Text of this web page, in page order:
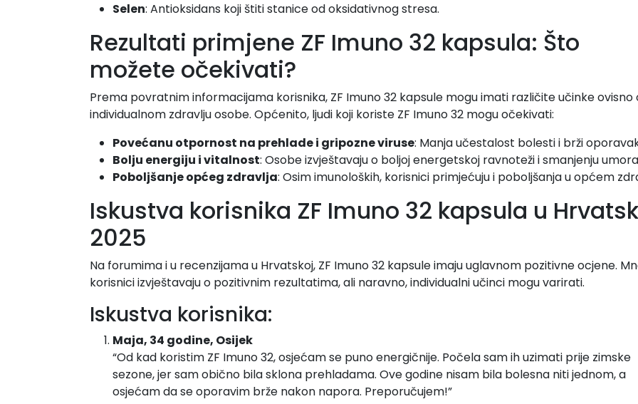
Selen: Antioksidans koji štiti stanice od oksidativnog stresa.
Rezultati primjene ZF Imuno 32 kapsula: Što
možete očekivati?
Prema povratnim informacijama korisnika, ZF Imuno 32 kapsule mogu imati različite učinke ovisno
individualnom zdravlju osobe. Općenito, ljudi koji koriste ZF Imuno 32 mogu očekivati:
Povećanu otpornost na prehlade i gripozne viruse: Manja učestalost bolesti i brži
Bolju energiju i vitalnost: Osobe izvještavaju o boljoj energetskoj ravnoteži i smanjenju
Poboljšanje općeg zdravlja: Osim imunoloških, korisnici primjećuju i poboljšanja u općem
Iskustva korisnika ZF Imuno 32 kapsula u
2025
Na forumima i u recenzijama u Hrvatskoj, ZF Imuno 32 kapsule imaju uglavnom pozitivne ocjene.
korisnici izvještavaju o pozitivnim rezultatima, ali naravno, individualni učinci mogu varirati.
Iskustva korisnika:
Maja, 34 godine, Osijek
“Od kad koristim ZF Imuno 32, osjećam se puno energičnije. Počela sam ih uzimati prije zimske
sezone, jer sam obično bila sklona prehladama. Ove godine nisam bila bolesna niti jednom, a
osjećam da se oporavim brže nakon napora. Preporučujem!”